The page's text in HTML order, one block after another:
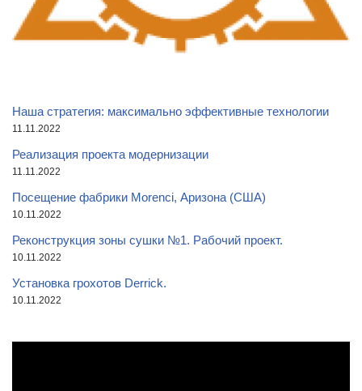
Наша стратегия: максимально эффективные технологии
11.11.2022
Реализация проекта модернизации
11.11.2022
Посещение фабрики Morenci, Аризона (США)
10.11.2022
Реконструкция зоны сушки №1. Рабочий проект.
10.11.2022
Установка грохотов Derrick.
10.11.2022